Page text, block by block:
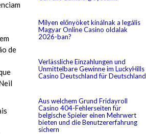
de
Milyen előnyöket kínálnak a legális
Magyar Online Casino oldalak
2026-ban?
Verlässliche Einzahlungen und
Unmittelbare Gewinne im LuckyHills
Casino Deutschland für Deutschland
Aus welchem Grund Fridayroll
Casino 404-Fehlerseiten für
belgische Spieler einen Mehrwert
bieten und die Benutzererfahrung
sichern